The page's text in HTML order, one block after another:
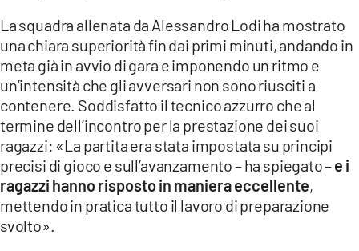
App
ANDROID
APPLE
La squadra allenata da Alessandro Lodi ha mostrato
una chiara superiorità fin dai primi minuti, andando in
meta già in avvio di gara e imponendo un ritmo e
un’intensità che gli avversari non sono riusciti a
contenere. Soddisfatto il tecnico azzurro che al
termine dell’incontro per la prestazione dei suoi
ragazzi: «La partita era stata impostata su principi
precisi di gioco e sull’avanzamento – ha spiegato –e i
ragazzi hanno risposto in maniera eccellente,
mettendo in pratica tutto il lavoro di preparazione
svolto».